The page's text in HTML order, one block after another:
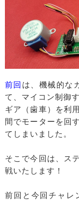
前回 は、機械的な
て、マイコン制御
ギア（歯車）を利
間でモーターを回
てしまいました。
そこで今回は、ス
戦いたします！
前回と今回チャレ